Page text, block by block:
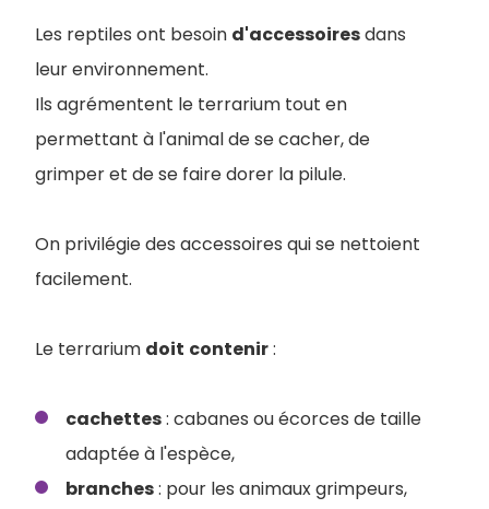
Les reptiles ont besoin d'accessoiresdans
leur environnement.
Ils agrémentent le terrarium tout en
permettant à l'animal de se cacher, de
grimper et de se faire dorer la pilule.
On privilégie des accessoires qui se nettoient
facilement.
Le terrarium doit contenir:
cachettes: cabanes ou écorces de taille
adaptée à l'espèce,
branches: pour les animaux grimpeurs,